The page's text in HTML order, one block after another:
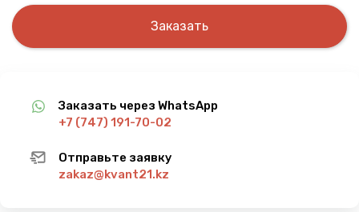
Заказать
Заказать через WhatsApp
+7 (747) 191-70-02
Отправьте заявку
zakaz@kvant21.kz